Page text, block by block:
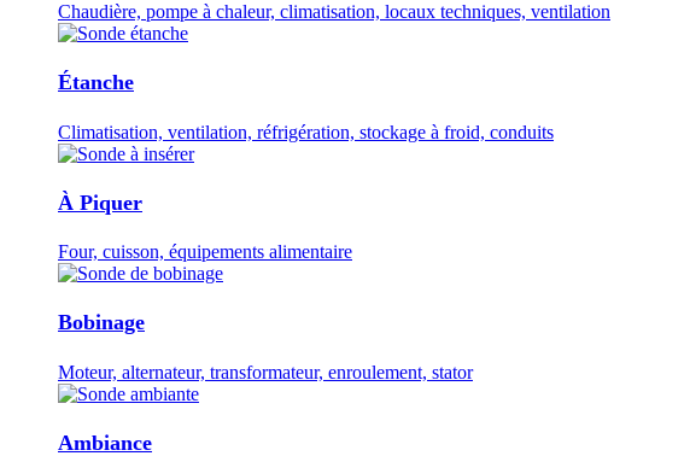
Chaudière, pompe à chaleur, climatisation, locaux techniques, ventilation
Étanche
Climatisation, ventilation, réfrigération, stockage à froid, conduits
À Piquer
Four, cuisson, équipements alimentaire
Bobinage
Moteur, alternateur, transformateur, enroulement, stator
Ambiance